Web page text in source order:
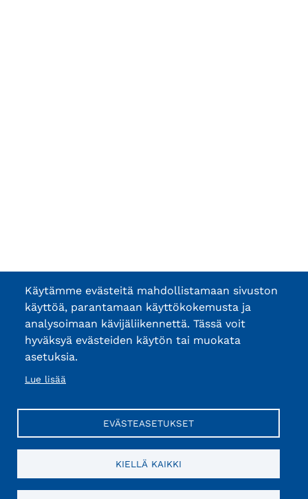
Käytämme evästeitä mahdollistamaan sivuston
käyttöä, parantamaan käyttökokemusta ja
analysoimaan kävijäliikennettä. Tässä voit
hyväksyä evästeiden käytön tai muokata
asetuksia.
Lue lisää
EVÄSTEASETUKSET
KIELLÄ KAIKKI